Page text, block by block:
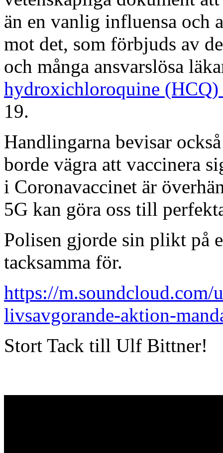
än en vanlig influensa och
mot det, som förbjuds av
och många ansvarslösa
hydroxichloroquine (HCQ)
19.
Handlingarna bevisar
borde vägra att vaccinera
i Coronavaccinet är
5G kan göra oss till
Polisen gjorde sin plikt på
tacksamma för.
https://
livsavgorande-aktion-
Stort Tack till Ulf Bittner!